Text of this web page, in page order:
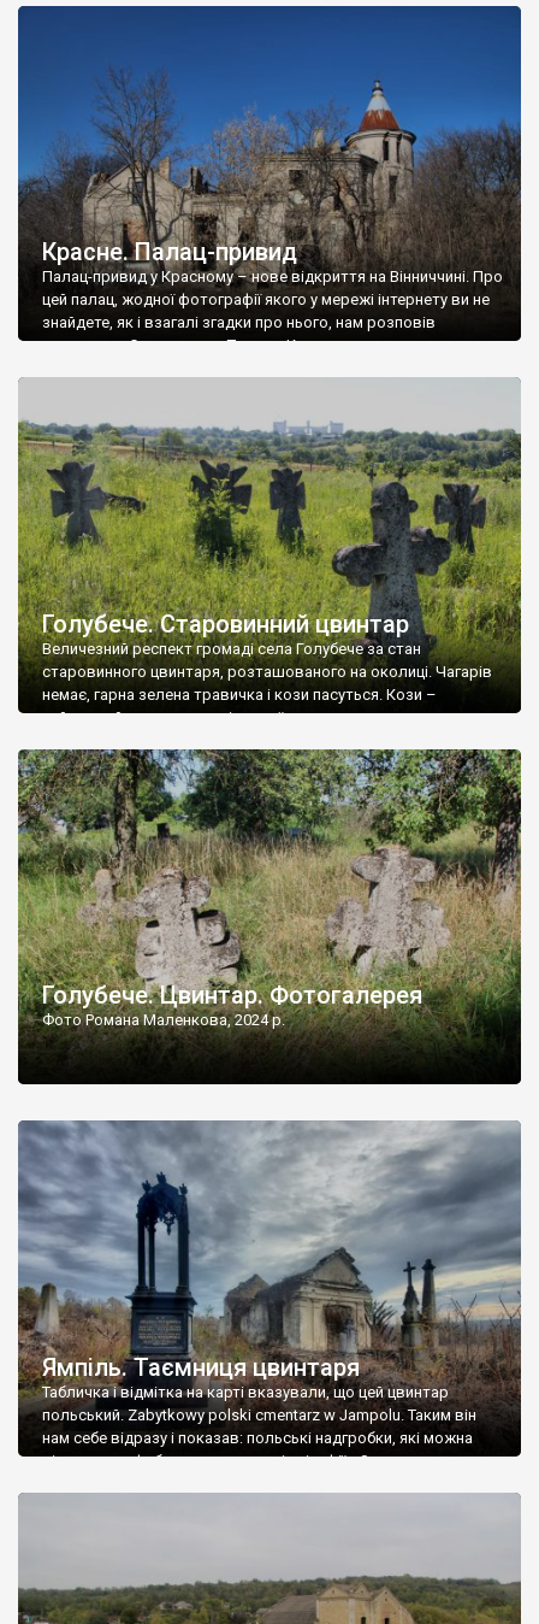
Красне. Палац-привид
Палац-привид у Красному – нове відкриття на Вінниччині. Про
цей палац, жодної фотографії якого у мережі інтернету ви не
знайдете, як і взагалі згадки про нього, нам розповів
мешканець Самгородка. Палац у Красному вразив не лише
Голубече. Старовинний цвинтар
Величезний респект громаді села Голубече за стан
старовинного цвинтаря, розташованого на околиці. Чагарів
немає, гарна зелена травичка і кози пасуться. Кози –
найкращий регулятор шкідливої, для старих кладовищ,
бруньками, кози ті бруньки обгризають, бо то улюблений
делікатес. На цвинтарі у Голубечому ціла колекція
різноманітних форм хрестів. Село відносно невелике, […]
Голубече. Цвинтар. Фотогалерея
Фото Романа Маленкова, 2024 р.
Ямпіль. Таємниця цвинтаря
Табличка і відмітка на карті вказували, що цей цвинтар
польський. Zabytkowy polski cmentarz w Jampolu. Таким він
нам себе відразу і показав: польські надгробки, які можна
віднести до фабричних, польські епітафії… Загалом цвинтар